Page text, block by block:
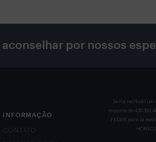
aconselhar por nossos
INFORMAÇÃO
CONTATO
Se ha recibido un
importe de
FEDER para la